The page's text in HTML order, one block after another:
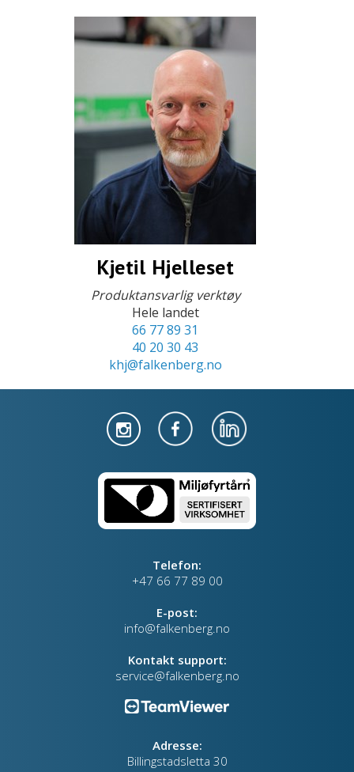
Kjetil Hjelleset
Produktansvarlig verktøy
Hele landet
66 77 89 31
40 20 30 43
khj@falkenberg.no
Telefon:
+47 66 77 89 00
E-post:
info@falkenberg.no
Kontakt support:
service@falkenberg.no
Adresse:
Billingstadsletta 30